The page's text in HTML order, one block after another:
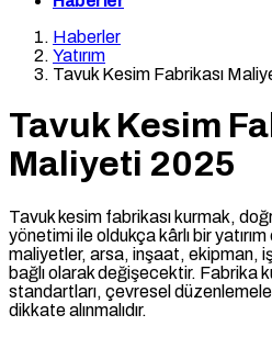
Haberler
Yatırım
Tavuk Kesim Fabrikası
Tavuk Kesim
Maliyeti 2025
Tavuk kesim fabrikası kurmak,
yönetimi ile oldukça kârlı bir yatırım
maliyetler, arsa, inşaat, ekipman,
bağlı olarak değişecektir. Fabrika
standartları, çevresel
dikkate alınmalıdır.